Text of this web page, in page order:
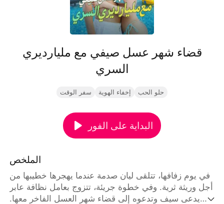
قضاء شهر عسل صيفي مع مليارديري
السري
سفر الوقت إخفاء الهوية حلو الحب
البداية على الفور
الملخص
في يوم زفافها، تتلقى ليان صدمة عندما يهجرها خطيبها من
أجل وريثة ثرية. وفي خطوة جريئة، تتزوج بعامل نظافة عابر
يدعى سيف وتدعوه إلى قضاء شهر العسل الفاخر معها.